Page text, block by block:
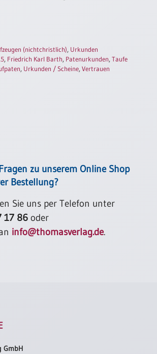
(nichtchristlich), Urkunden
, Friedrich Karl Barth, Patenurkunden,Taufe
, Urkunden / Scheine,Vertrauen
zu unserem Online Shop
Bestellung?
Sie uns per Telefon unter
17 86 oder
info@thomasverlag.de.
GmbH